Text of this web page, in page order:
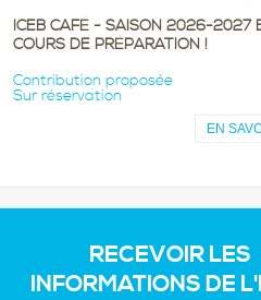
ICEB CAFÉ - SAISON 2026-2027
COURS DE PRÉPARATION !
Contribution proposée
Sur réservation
EN
RECEVOIR LES
INFORMATIONS DE